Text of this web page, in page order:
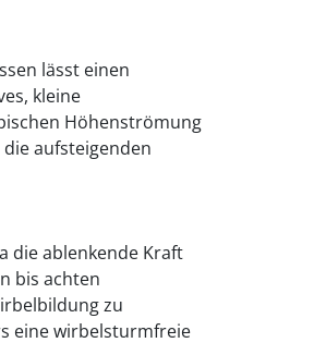
lässt einen
kleine
Höhenströmung
aufsteigenden
die ablenkende Kraft
bis achten
zu
eine wirbelsturmfreie